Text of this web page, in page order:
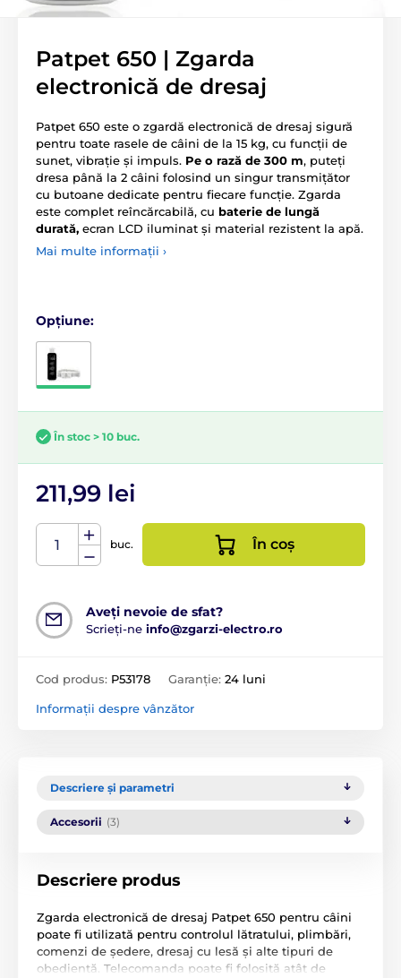
Patpet 650 | Zgarda
electronică de dresaj
Patpet 650 este o zgardă electronică de dresaj sigură
pentru toate rasele de câini de la 15 kg, cu funcții de
sunet, vibrație și impuls. Pe o rază de 300 m, puteți
dresa până la 2 câini folosind un singur transmițător
cu butoane dedicate pentru fiecare funcție. Zgarda
este complet reîncărcabilă, cu baterie de lungă
durată, ecran LCD iluminat și material rezistent la apă.
Mai multe informații ›
Opțiune:
În stoc > 10 buc.
211,99 lei
buc. În coș
Aveți nevoie de sfat?
Scrieți-ne info@zgarzi-electro.ro
Cod produs: P53178 Garanție: 24 luni
Informații despre vânzător
Descriere și parametri
Accesorii (3)
Descriere produs
Zgarda electronică de dresaj Patpet 650 pentru câini
poate fi utilizată pentru controlul lătratului, plimbări,
comenzi de ședere, dresaj cu lesă și alte tipuri de
obediență. Telecomanda poate fi folosită atât de